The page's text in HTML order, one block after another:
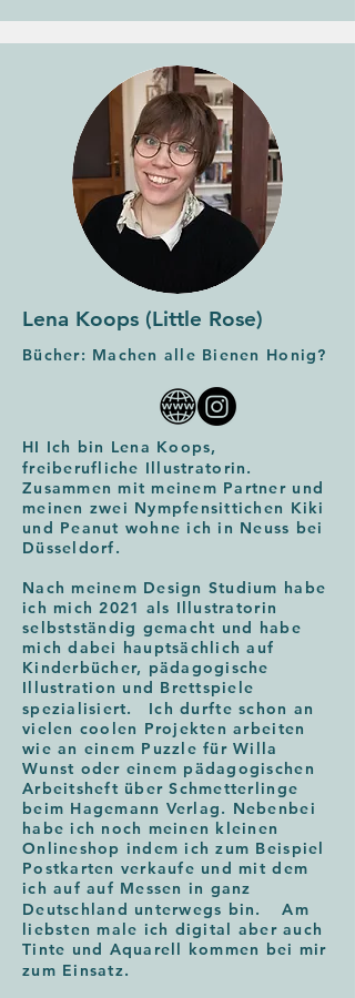
Lena Koops (Little Rose)
Bücher: Machen alle Bienen Honig?
HI Ich bin Lena Koops,
freiberufliche Illustratorin.
Zusammen mit meinem Partner und
meinen zwei Nympfensittichen Kiki
und Peanut wohne ich in Neuss bei
Düsseldorf.
Nach meinem Design Studium habe
ich mich 2021 als Illustratorin
selbstständig gemacht und habe
mich dabei hauptsächlich auf
Kinderbücher, pädagogische
Illustration und Brettspiele
spezialisiert. Ich durfte schon an
vielen coolen Projekten arbeiten
wie an einem Puzzle für Willa
Wunst oder einem pädagogischen
Arbeitsheft über Schmetterlinge
beim Hagemann Verlag. Nebenbei
habe ich noch meinen kleinen
Onlineshop indem ich zum Beispiel
Postkarten verkaufe und mit dem
ich auf auf Messen in ganz
Deutschland unterwegs bin. Am
liebsten male ich digital aber auch
Tinte und Aquarell kommen bei mir
zum Einsatz.